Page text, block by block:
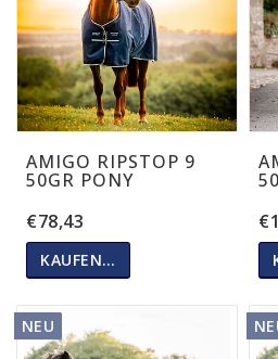
AMIGO RIPSTOP 9
50GR PONY
€78,43
KAUFEN…
NEU